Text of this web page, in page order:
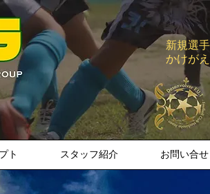
新規選
かけが
ト スタッフ紹介 お問い合せ